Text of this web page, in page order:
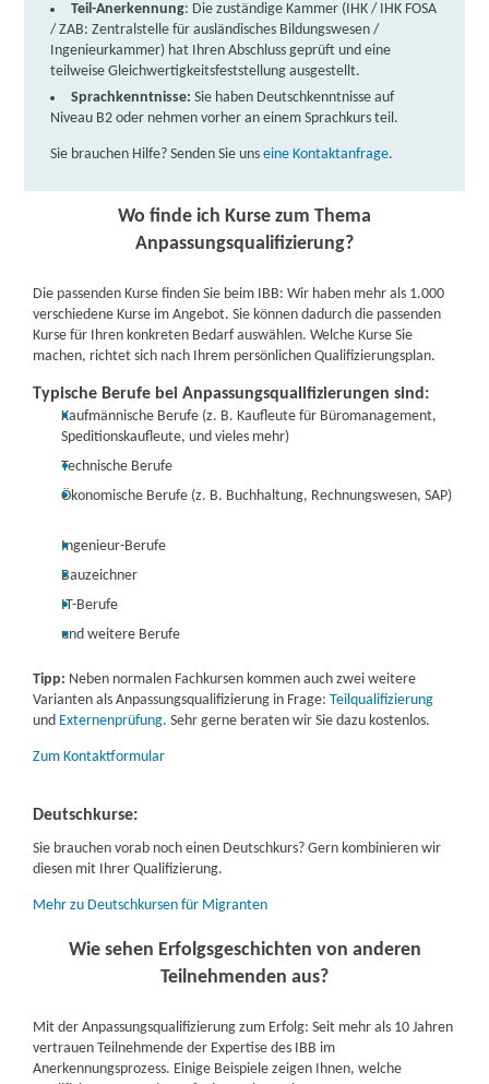
Teil-Anerkennung: Die zuständige Kammer (IHK / IHK FOSA
/ ZAB: Zentralstelle für ausländisches Bildungswesen /
Ingenieurkammer) hat Ihren Abschluss geprüft und eine
teilweise Gleichwertigkeitsfeststellung ausgestellt.
Sprachkenntnisse: Sie haben Deutschkenntnisse auf
Niveau B2 oder nehmen vorher an einem Sprachkurs teil.
Sie brauchen Hilfe? Senden Sie unseine Kontaktanfrage.
Wo finde ich Kurse zum Thema
Anpassungsqualifizierung?
Die passenden Kurse finden Sie beim IBB: Wir haben mehr als 1.000
verschiedene Kurse im Angebot. Sie können dadurch die passenden
Kurse für Ihren konkreten Bedarf auswählen. Welche Kurse Sie
machen, richtet sich nach Ihrem persönlichen Qualifizierungsplan.
Typische Berufe bei Anpassungsqualifizierungen sind:
Kaufmännische Berufe (z. B. Kaufleute für Büromanagement,
Speditionskaufleute, und vieles mehr)
Technische Berufe
Ökonomische Berufe (z. B. Buchhaltung, Rechnungswesen, SAP)
Ingenieur-Berufe
Bauzeichner
IT-Berufe
und weitere Berufe
Tipp: Neben normalen Fachkursen kommen auch zwei weitere
Varianten als Anpassungsqualifizierung in Frage:Teilqualifizierung
und Externenprüfung. Sehr gerne beraten wir Sie dazu kostenlos.
Zum Kontaktformular
Deutschkurse:
Sie brauchen vorab noch einen Deutschkurs? Gern kombinieren wir
diesen mit Ihrer Qualifizierung.
Mehr zu Deutschkursen für Migranten
Wie sehen Erfolgsgeschichten von anderen
Teilnehmenden aus?
Mit der Anpassungsqualifizierung zum Erfolg: Seit mehr als 10 Jahren
vertrauen Teilnehmende der Expertise des IBB im
Anerkennungsprozess. Einige Beispiele zeigen Ihnen, welche